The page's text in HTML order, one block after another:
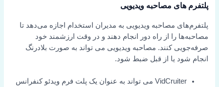
پلتفرم های مصاحبه ویدیویی
پلتفرم‌های مصاحبه ویدیویی به مدیران استخدام اجازه می‌دهد تا
مصاحبه‌ها را از راه دور انجام دهند و در وقت ارزشمند خود
صرفه‌جویی کنند. مصاحبه ویدیویی می تواند به صورت بلادرنگ
انجام شود یا از قبل ضبط شود.
VidCruiter می تواند به عنوان یک پلت فرم ویدئو کنفرانس